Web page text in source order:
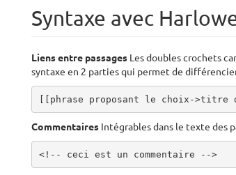
Syntaxe avec
Liens entre passages Les doubles crochets
syntaxe en 2 parties qui permet de
[[phrase proposant le choix->titre
Commentaires Intégrables dans le texte des
<!-- ceci est un commentaire -->